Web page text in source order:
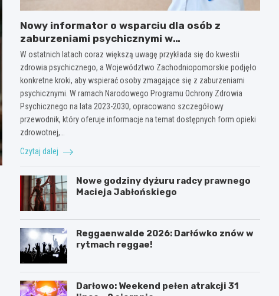
Nowy informator o wsparciu dla osób z
zaburzeniami psychicznymi w
Zachodniopomorskiem na 2026 rok
W ostatnich latach coraz większą uwagę przykłada się do kwestii
zdrowia psychicznego, a Województwo Zachodniopomorskie podjęło
konkretne kroki, aby wspierać osoby zmagające się z zaburzeniami
psychicznymi. W ramach Narodowego Programu Ochrony Zdrowia
Psychicznego na lata 2023-2030, opracowano szczegółowy
przewodnik, który oferuje informacje na temat dostępnych form opieki
zdrowotnej,…
Czytaj dalej
Nowe godziny dyżuru radcy prawnego
Macieja Jabłońskiego
Reggaenwalde 2026: Darłówko znów w
rytmach reggae!
Darłowo: Weekend pełen atrakcji 31